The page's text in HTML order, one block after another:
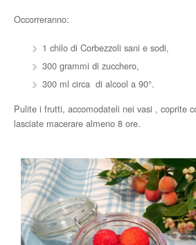
Occorreranno:
1 chilo di Corbezzoli sani e sodi,
300 grammi di zucchero,
300 ml circa di alcool a 90°.
Pulite i frutti, accomodateli nei vasi , coprite
lasciate macerare almeno 8 ore.